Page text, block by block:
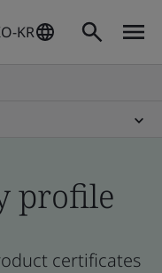
KR
profile
certificates